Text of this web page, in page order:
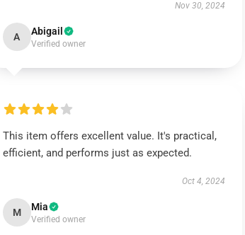
Nov 30, 2024
A Abigail
Verified owner
This item offers excellent value. It's practical,
efficient, and performs just as expected.
Oct 4, 2024
M Mia
Verified owner